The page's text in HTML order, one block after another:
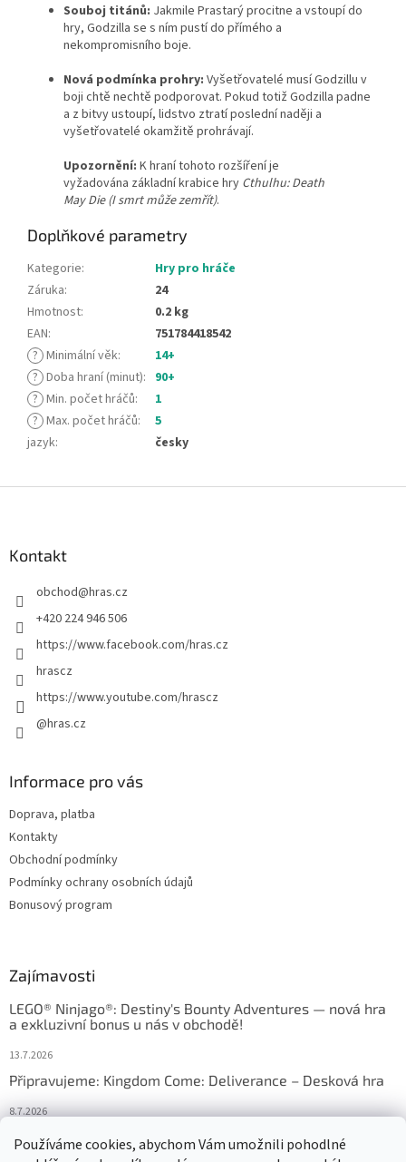
Používáme cookies, abychom Vám umožnili pohodlné
Souboj titánů: Jakmile Prastarý procitne a vstoupí do
hry, Godzilla se s ním pustí do přímého a
nekompromisního boje.
Nová podmínka prohry: Vyšetřovatelé musí Godzillu v
boji chtě nechtě podporovat. Pokud totiž Godzilla padne
a z bitvy ustoupí, lidstvo ztratí poslední naději a
vyšetřovatelé okamžitě prohrávají.
Upozornění: K hraní tohoto rozšíření je
vyžadována základní krabice hry Cthulhu: Death
May Die (I smrt může zemřít).
Doplňkové parametry
Kategorie:
Hry pro hráče
Záruka:
24
Hmotnost:
0.2 kg
EAN:
751784418542
? Minimální věk:
14+
? Doba hraní (minut): 90+
? Min. počet hráčů:
1
? Max. počet hráčů:
5
jazyk: česky
Kontakt
obchod@hras.cz
+420 224 946 506
https://www.facebook.com/hras.cz
hrascz
https://www.youtube.com/hrascz
@hras.cz
Informace pro vás
Doprava, platba
Kontakty
Obchodní podmínky
Podmínky ochrany osobních údajů
Bonusový program
Zajímavosti
LEGO® Ninjago®: Destiny's Bounty Adventures — nová hra
a exkluzivní bonus u nás v obchodě!
13.7.2026
Připravujeme: Kingdom Come: Deliverance – Desková hra
8.7.2026
Nejlepší deskové hry: výběr, který frčí v celém Česku